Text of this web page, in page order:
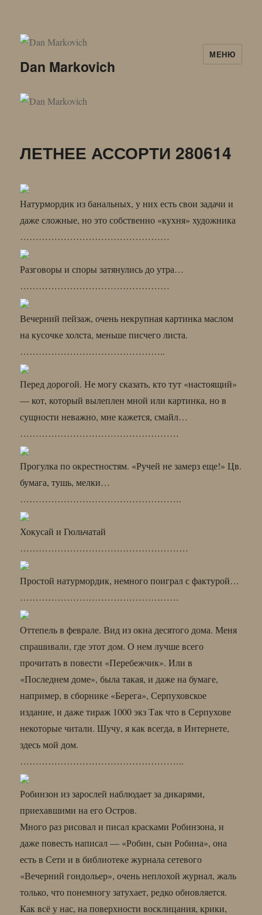
Dan Markovich
МЕНЮ
ЛЕТНЕЕ АССОРТИ 280614
Натурмордик из банальных, у них есть свои задачи и
даже сложные, но это собственно «кухня» художника
…………………………………………
Разговоры и споры затянулись до утра…
…………………………………………
Вечерний пейзаж, очень некрупная картинка маслом
на кусочке холста, меньше писчего листа.
………………………………………..
Перед дорогой. Не могу сказать, кто тут «настоящий»
— кот, который вылеплен мной или картинка, но в
сущности неважно, мне кажется, смайл…
……………………………………………
Прогулка по окрестностям. «Ручей не замерз еще!» Цв.
бумага, тушь, мелки…
…………………………………………….
Хокусай и Гюльчатай
………………………………………………
Простой натурмордик, немного поиграл с фактурой…
……………………………………………
Оттепель в феврале. Вид из окна десятого дома. Меня
спрашивали, где этот дом. О нем лучше всего
прочитать в повести «Перебежчик». Или в
«Последнем доме», была такая, и даже на бумаге,
например, в сборнике «Берега», Серпуховское
издание, и даже тираж 1000 экз Так что в Серпухове
некоторые читали. Шучу, я как всегда, в Интернете,
здесь мой дом.
……………………………………………..
Робинзон из зарослей наблюдает за дикарями,
приехавшими на его Остров.
Много раз рисовал и писал красками Робинзона, и
даже повесть написал — «Робин, сын Робина», она
есть в Сети и в библиотеке журнала сетевого
«Вечерний гондольер», очень неплохой журнал, жаль
только, что понемногу затухает, редко обновляется.
Как всё у нас, на поверхности восклицания, крики,